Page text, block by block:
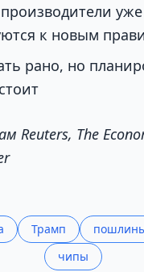
уже
к новым
рано, но
Reuters, The
Трамп
чипы